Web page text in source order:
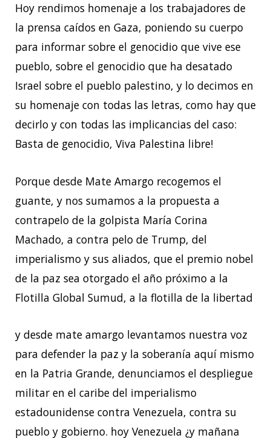
Hoy rendimos homenaje a los trabajadores de
la prensa caídos en Gaza, poniendo su cuerpo
para informar sobre el genocidio que vive ese
pueblo, sobre el genocidio que ha desatado
Israel sobre el pueblo palestino, y lo decimos en
su homenaje con todas las letras, como hay que
decirlo y con todas las implicancias del caso:
Basta de genocidio, Viva Palestina libre!
Porque desde Mate Amargo recogemos el
guante, y nos sumamos a la propuesta a
contrapelo de la golpista María Corina
Machado, a contra pelo de Trump, del
imperialismo y sus aliados, que el premio nobel
de la paz sea otorgado el año próximo a la
Flotilla Global Sumud, a la flotilla de la libertad
y desde mate amargo levantamos nuestra voz
para defender la paz y la soberanía aquí mismo
en la Patria Grande, denunciamos el despliegue
militar en el caribe del imperialismo
estadounidense contra Venezuela, contra su
pueblo y gobierno. hoy Venezuela ¿y mañana